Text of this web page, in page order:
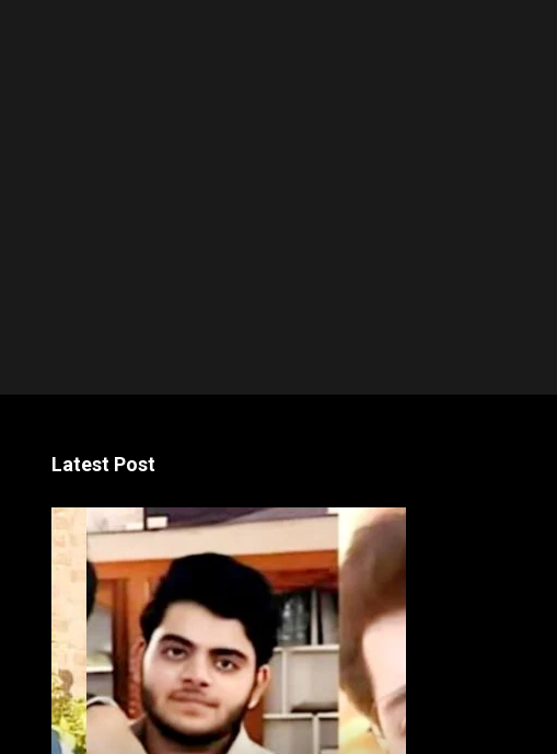
Latest Post